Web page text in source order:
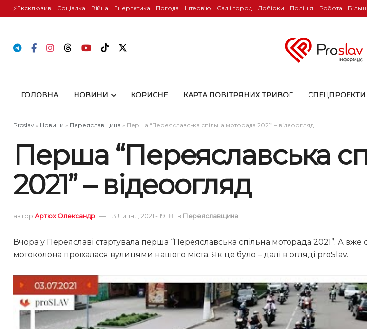
⚡️Ексклюзив Соціалка Війна Енергетика Погода Інтервʼю Сад і город Добірки Поліція Робота
ГОЛОВНА НОВИНИ КОРИСНЕ КАРТА ПОВІТРЯНИХ ТРИВОГ СПЕЦПРОЕКТИ
Proslav » Новини » Переяславщина » Перша “Переяславська спільна моторада 2021” – відеоогляд
Перша “Переяславська
2021” – відеоогляд
автор Артюх Олександр 3 Липня, 2021 - 19:18 в Переяславщина
Вчора у Переяславі стартувала перша “Переяславська спільна моторада 2021”. А вже
мотоколона проїхалася вулицями нашого міста. Як це було – далі в огляді proSlav.